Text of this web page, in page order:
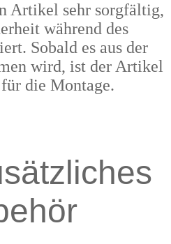
Artikel sehr sorgfältig,
während des
Sobald es aus der
wird, ist der Artikel
die Montage.